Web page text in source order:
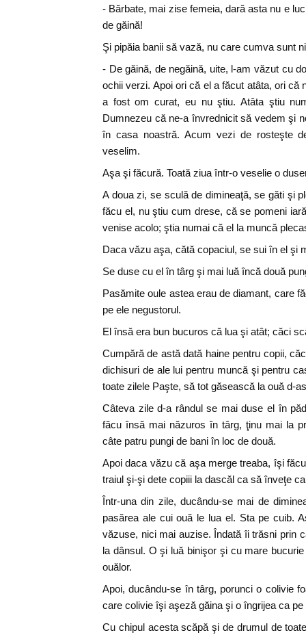
- Bărbate, mai zise femeia, dară asta nu e
de găină!
Şi pipăia banii să vază, nu care cumva sunt
- De găină, de negăină, uite, l-am văzut cu
ochii verzi. Apoi ori că el a făcut atâta, ori că
a fost om curat, eu nu ştiu. Atâta ştiu
Dumnezeu că ne-a învrednicit să vedem şi
în casa noastră. Acum vezi de rosteşte
veselim.
Aşa şi făcură. Toată ziua într-o veselie o
A doua zi, se sculă de dimineaţă, se găti şi
făcu el, nu ştiu cum drese, că se pomeni
venise acolo; ştia numai că el la muncă
Daca văzu aşa, cătă copaciul, se sui în el şi
Se duse cu el în târg şi mai luă încă două
Pasămite oule astea erau de diamant, care
pe ele negustorul.
El însă era bun bucuros că lua şi atât; căci
Cumpără de astă dată haine pentru copii,
dichisuri de ale lui pentru muncă şi pentru
toate zilele Paşte, să tot găsească la ouă d-
Câteva zile d-a rândul se mai duse el în
făcu însă mai năzuros în târg, ţinu mai la
câte patru pungi de bani în loc de două.
Apoi daca văzu că aşa merge treaba, îşi
traiul şi-şi dete copiii la dascăl ca să înveţe
Într-una din zile, ducându-se mai de
pasărea ale cui ouă le lua el. Sta pe cuib.
văzuse, nici mai auzise. Îndată îi trăsni prin
la dânsul. O şi luă binişor şi cu mare
ouălor.
Apoi, ducându-se în târg, porunci o colivie
care colivie îşi aşeză găina şi o îngrijea ca pe
Cu chipul acesta scăpă şi de drumul de